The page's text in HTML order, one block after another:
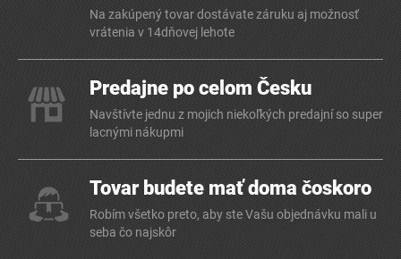
Na zakúpený tovar dostávate záruku aj možnosť
vrátenia v 14dňovej lehote
Predajne po celom Česku
Navštívte jednu z mojich niekoľkých predajní so super
lacnými nákupmi
Tovar budete mať doma čoskoro
Robím všetko preto, aby ste Vašu objednávku mali u
seba čo najskôr